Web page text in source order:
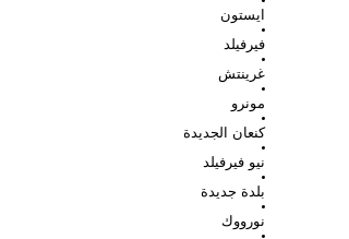
ايستون
فيرفيلد
غرينتش
مونرو
كنعان الجديدة
نيو فيرفيلد
بلدة جديدة
نورووك